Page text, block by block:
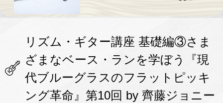
リズム・ギター講座 基礎編③さま
ざまなベース・ランを学ぼう『現
代ブルーグラスのフラットピッキ
ング革命』第10回 by 齊藤ジョニー